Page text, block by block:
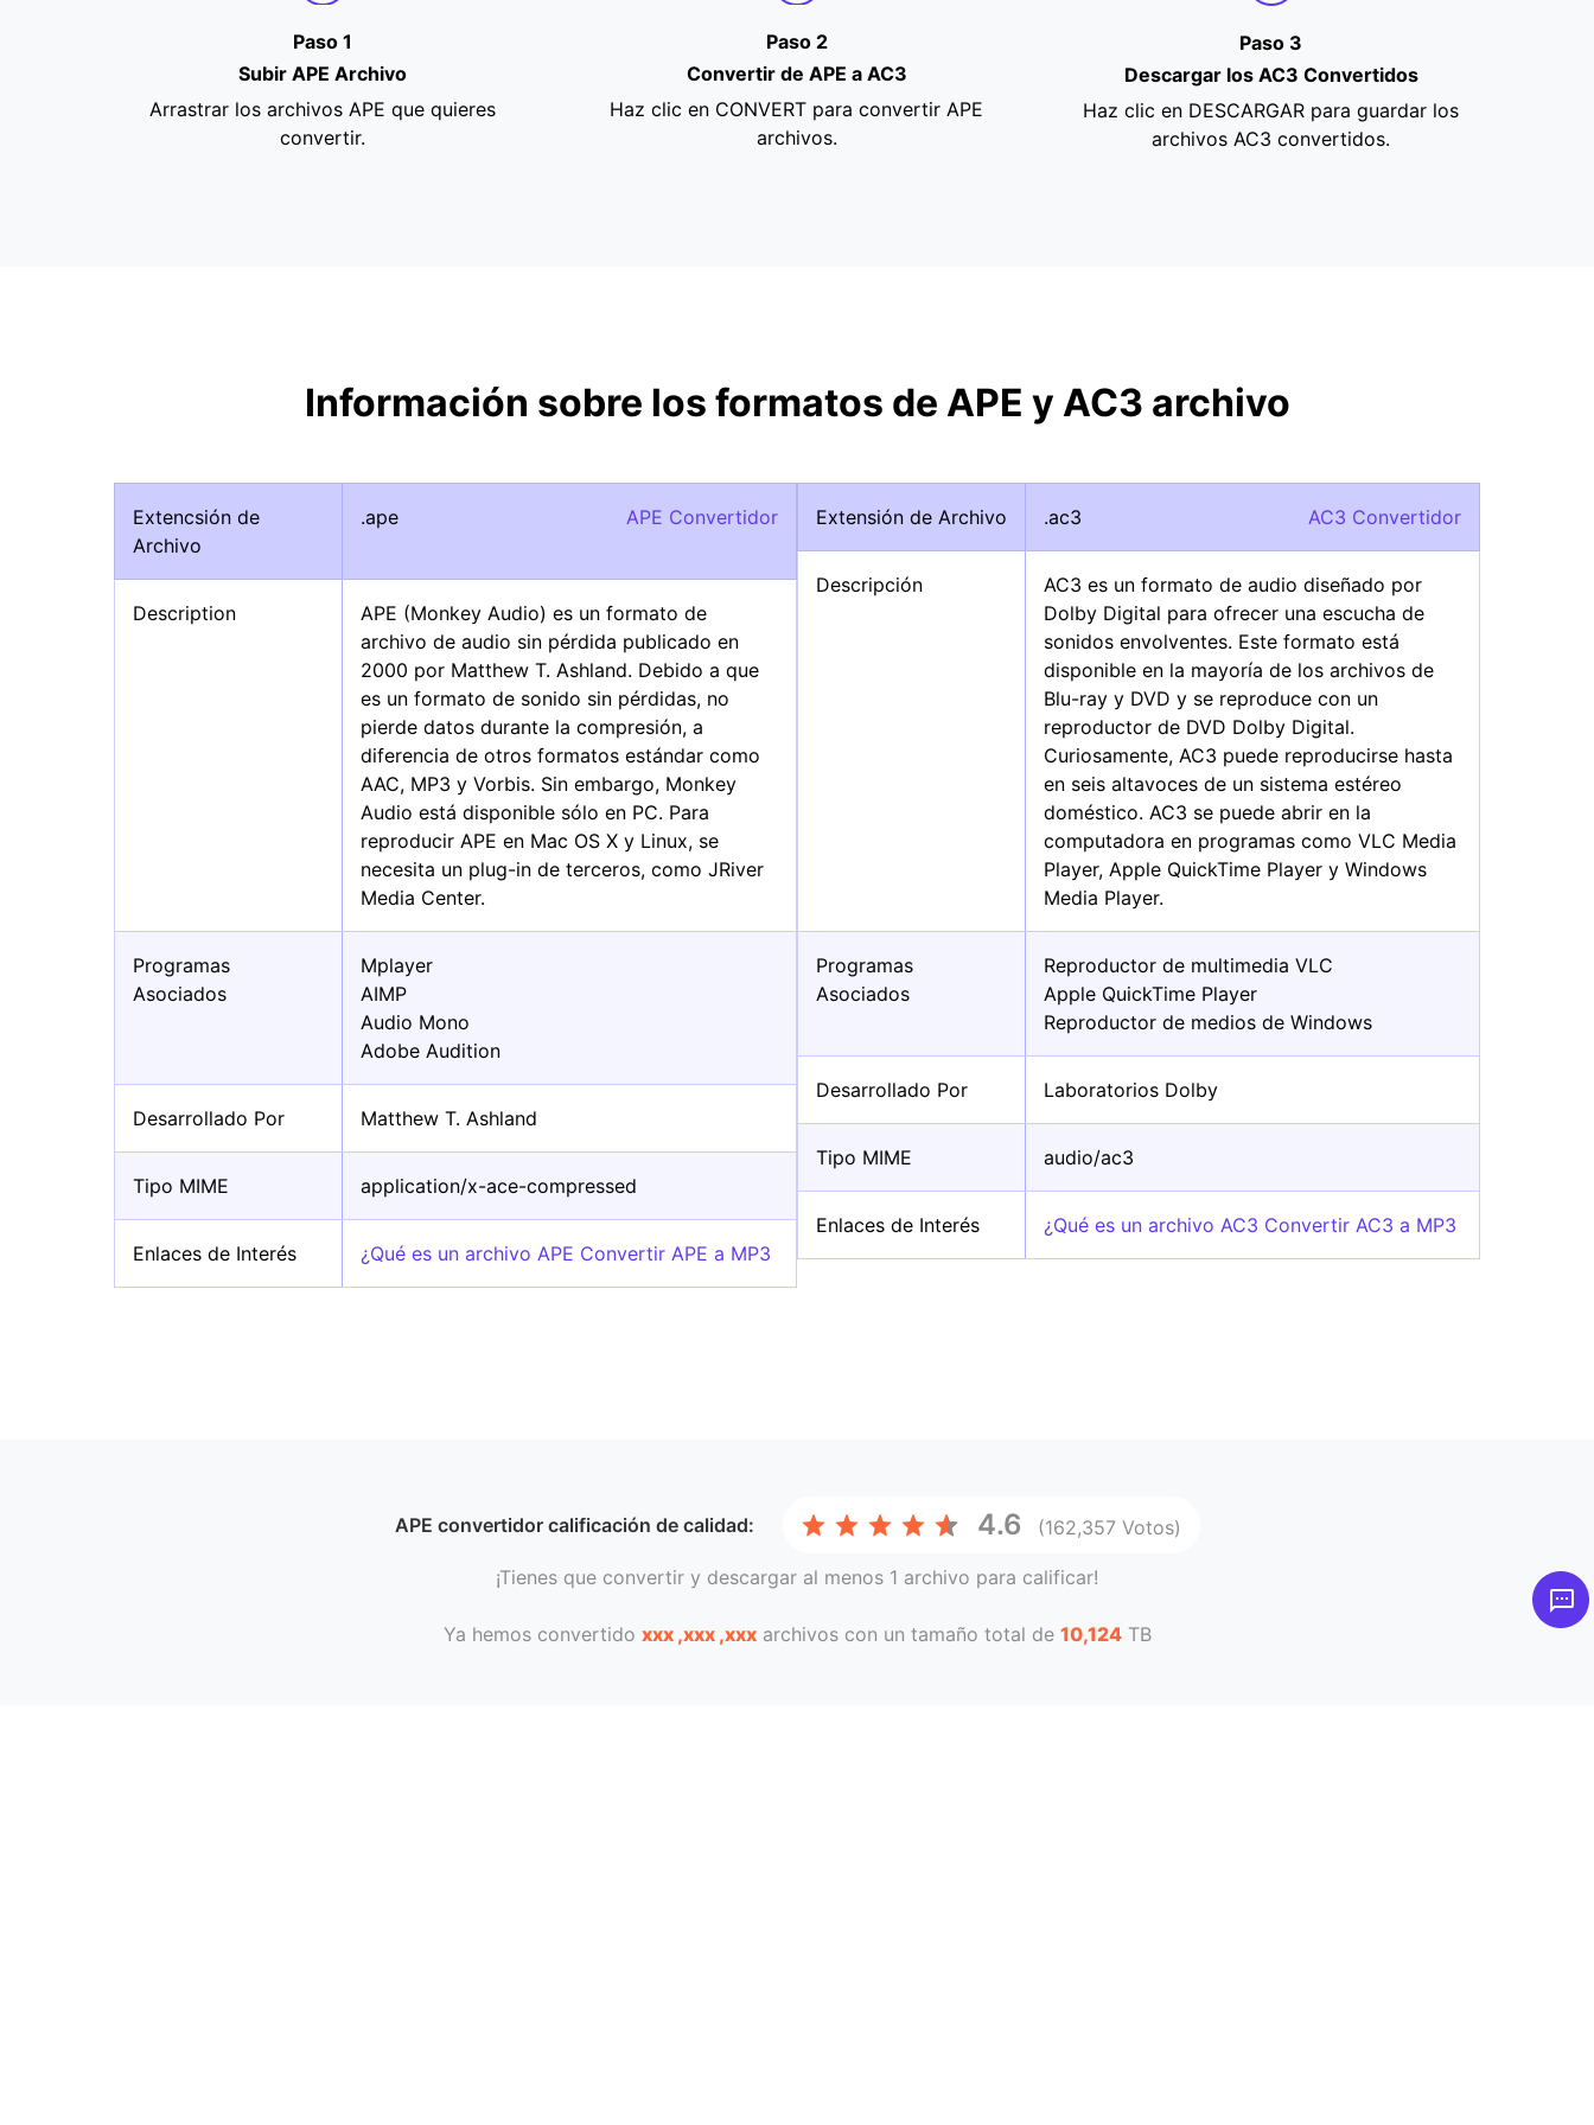
Paso 1
Subir APE Archivo
Arrastrar los archivos APE que quieres
convertir.
Paso 2
Convertir de APE a AC3
Haz clic en CONVERT para convertir APE
archivos.
Paso 3
Descargar los AC3 Convertidos
Haz clic en DESCARGAR para guardar los
archivos AC3 convertidos.
Información sobre los formatos de APE y AC3 archivo
Extencsión de
Archivo
.ape APE Convertidor
Description
APE (Monkey Audio) es un formato de
archivo de audio sin pérdida publicado en
2000 por Matthew T. Ashland. Debido a que
es un formato de sonido sin pérdidas, no
pierde datos durante la compresión, a
diferencia de otros formatos estándar como
AAC, MP3 y Vorbis. Sin embargo, Monkey
Audio está disponible sólo en PC. Para
reproducir APE en Mac OS X y Linux, se
necesita un plug-in de terceros, como JRiver
Media Center.
Programas
Asociados
Mplayer
AIMP
Audio Mono
Adobe Audition
Desarrollado Por Matthew T. Ashland
Tipo MIME application/x-ace-compressed
Enlaces de Interés ¿Qué es un archivo APE Convertir APE a MP3
Extensión de Archivo .ac3 AC3 Convertidor
Descripción
AC3 es un formato de audio diseñado por
Dolby Digital para ofrecer una escucha de
sonidos envolventes. Este formato está
disponible en la mayoría de los archivos de
Blu-ray y DVD y se reproduce con un
reproductor de DVD Dolby Digital.
Curiosamente, AC3 puede reproducirse hasta
en seis altavoces de un sistema estéreo
doméstico. AC3 se puede abrir en la
computadora en programas como VLC Media
Player, Apple QuickTime Player y Windows
Media Player.
Programas
Asociados
Reproductor de multimedia VLC
Apple QuickTime Player
Reproductor de medios de Windows
Desarrollado Por Laboratorios Dolby
Tipo MIME audio/ac3
Enlaces de Interés ¿Qué es un archivo AC3 Convertir AC3 a MP3
APE convertidor calificación de calidad: 4.6 (162,357 Votos)
¡Tienes que convertir y descargar al menos 1 archivo para calificar!
Ya hemos convertido xxx ,xxx ,xxxarchivos con un tamaño total de 10,124TB